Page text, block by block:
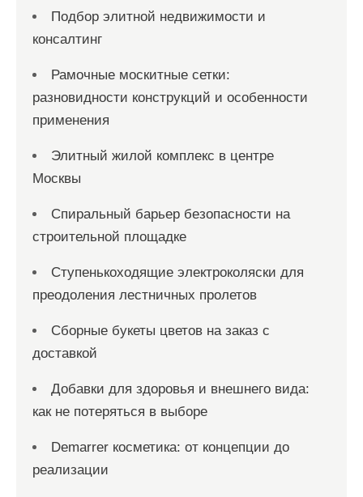
Подбор элитной недвижимости и
консалтинг
Рамочные москитные сетки:
разновидности конструкций и особенности
применения
Элитный жилой комплекс в центре
Москвы
Спиральный барьер безопасности на
строительной площадке
Ступенькоходящие электроколяски для
преодоления лестничных пролетов
Сборные букеты цветов на заказ с
доставкой
Добавки для здоровья и внешнего вида:
как не потеряться в выборе
Demarrer косметика: от концепции до
реализации